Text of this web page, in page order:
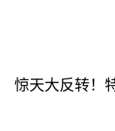
惊天大反转！